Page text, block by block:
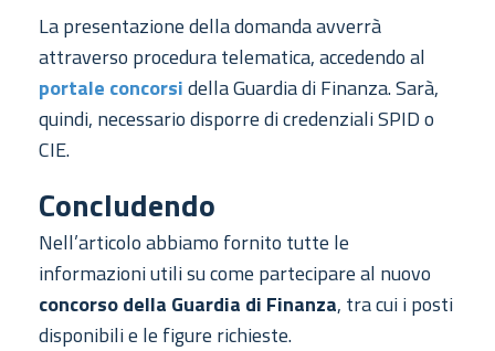
La presentazione della domanda avverrà
attraverso procedura telematica, accedendo al
portale concorsidella Guardia di Finanza. Sarà,
quindi, necessario disporre di credenziali SPID o
CIE.
Concludendo
Nell’articolo abbiamo fornito tutte le
informazioni utili su come partecipare al nuovo
concorso della Guardia di Finanza, tra cui i posti
disponibili e le figure richieste.